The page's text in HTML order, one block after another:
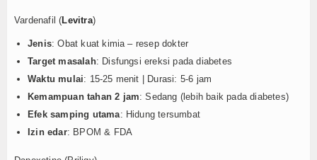
Vardenafil (Levitra)
Jenis: Obat kuat kimia – resep dokter
Target masalah: Disfungsi ereksi pada diabetes
Waktu mulai: 15-25 menit | Durasi: 5-6 jam
Kemampuan tahan 2 jam: Sedang (lebih baik pada diabetes)
Efek samping utama: Hidung tersumbat
Izin edar: BPOM & FDA